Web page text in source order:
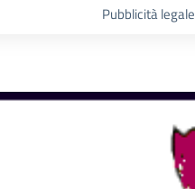
Pubblicità legale